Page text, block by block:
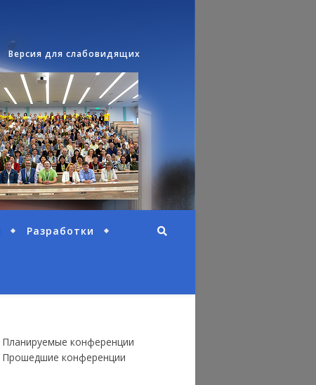
Версия для слабовидящих
Разработки
Планируемые конференции
Прошедшие конференции